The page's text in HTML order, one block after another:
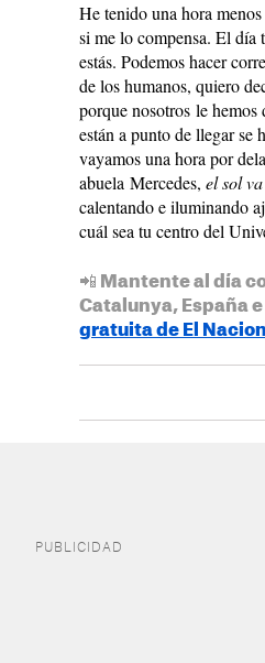
He tenido una hora
si me lo compensa. El día
estás. Podemos hacer
de los humanos, quiero
porque nosotros le
están a punto de llegar se
vayamos una hora por
abuela Mercedes, el sol
calentando e iluminando
cuál sea tu centro del
📲 Mantente al día
Catalunya, España
gratuita de El